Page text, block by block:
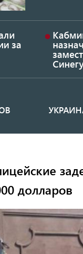
за
долларов